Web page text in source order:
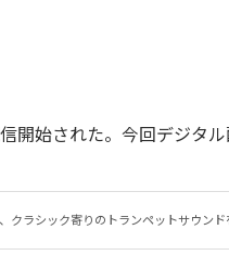
開始された。今回デジタ
クラシック寄りのトランペットサウンド